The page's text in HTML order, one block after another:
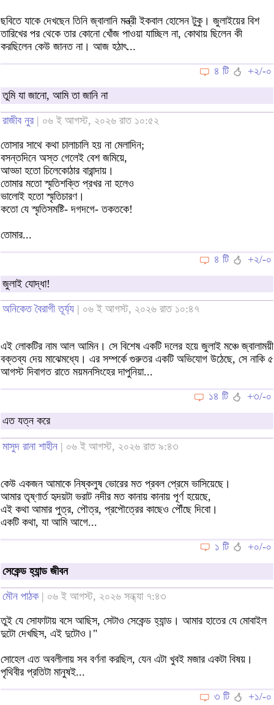
ছবিতে যাকে দেখছেন তিনি জ্বালানি মন্ত্রী ইকবাল হোসেন টুকু। জুলাইয়ের বিশ
তারিখের পর থেকে তার কোনো খোঁজ পাওয়া যাচ্ছিল না, কোথায় ছিলেন কী
করছিলেন কেউ জানত না। আজ হঠাৎ...
৪ টি
+২/-০
তুমি যা জানো, আমি তা জানি না
রাজীব নুর | ০৬ ই আগস্ট, ২০২৬ রাত ১০:৫২
তোসার সাথে কথা চালাচালি হয় না মেলাদিন;
বসন্তদিনে অস্ত গেলেই বেশ জমিয়ে,
আড্ডা হতো চিলেকোঠার বারান্দায়।
তোমার মতো স্মৃতিশক্তি প্রখর না হলেও
ভালোই হতো স্মৃতিচারণ।
কতো যে স্মৃতিসমষ্টি- দগদগে- তকতকে!
তোমার...
৪ টি
+২/-০
জুলাই যোদ্ধা!
অনিকেত বৈরাগী তূর্য্য | ০৬ ই আগস্ট, ২০২৬ রাত ১০:৪৭
এই লোকটির নাম আল আমিন। সে বিশেষ একটি দলের হয়ে জুলাই মঞ্চে জ্বালাময়ী
বক্তব্য দেয় মাঝেমধ্যে। এর সম্পর্কে গুরুতর একটি অভিযোগ উঠেছে, সে নাকি ৫
আগস্ট দিবাগত রাতে ময়মনসিংহের দাপুনিয়া...
১৪ টি
+৩/-০
এত যত্ন করে
মাসুদ রানা শাহীন | ০৬ ই আগস্ট, ২০২৬ রাত ৯:৪৩
কেউ একজন আমাকে নিষ্কলুষ ভোরের মত প্রবল প্রেমে ভাসিয়েছে।
আমার তৃষ্ণার্ত হৃদয়টা ভরাট নদীর মত কানায় কানায় পূর্ণ হয়েছে,
এই কথা আমার পুত্র, পৌত্র, প্রপৌত্রের কাছেও পৌঁছে দিবো।
একটি কথা, যা আমি আগে...
১ টি
+০/-০
সেকেন্ড হ্যান্ড জীবন
মৌন পাঠক| ০৬ ই আগস্ট, ২০২৬ সন্ধ্যা ৭:৪৩
তুই যে সোফাটায় বসে আছিস, সেটাও সেকেন্ড হ্যান্ড। আমার হাতের যে মোবাইল
দুটো দেখছিস, এই দুটোও।"
সোহেল এত অবলীলায় সব বর্ণনা করছিল, যেন এটা খুবই মজার একটা বিষয়।
পৃথিবীর প্রতিটা মানুষই...
৩ টি
+১/-০